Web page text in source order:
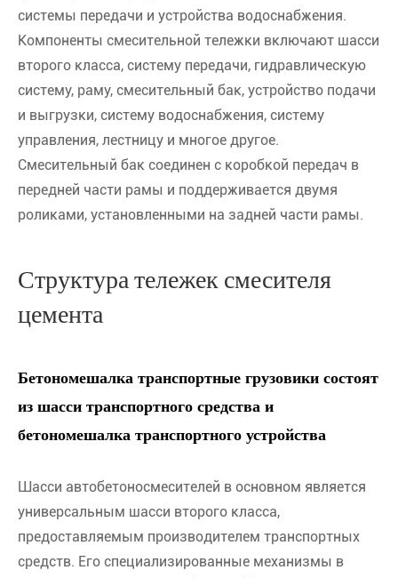
системы передачи и устройства водоснабжения.
Компоненты смесительной тележки включают шасси
второго класса, систему передачи, гидравлическую
систему, раму, смесительный бак, устройство подачи
и выгрузки, систему водоснабжения, систему
управления, лестницу и многое другое.
Смесительный бак соединен с коробкой передач в
передней части рамы и поддерживается двумя
роликами, установленными на задней части рамы.
Структура тележек смесителя
цемента
Бетономешалка транспортные грузовики состоят
из шасси транспортного средства и
бетономешалка транспортного устройства
Шасси автобетоносмесителей в основном является
универсальным шасси второго класса,
предоставляемым производителем транспортных
средств. Его специализированные механизмы в